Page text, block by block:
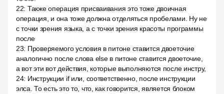
22: Также операция присваивания это тоже двоичная
операция, и она тоже должна отделяться пробелами. Ну не
с точки зрения языка, а с точки зрения красоты программы
после
23: Проверяемого условия в питоне ставится двоеточие
аналогично после слова else в питоне ставится двоеточие,
а вот эти вот действия, которые выполняются после инстру,
24: Инструкции if или, соответственно, после инструкции
элса. То есть это то, что, как говорится, является блоком